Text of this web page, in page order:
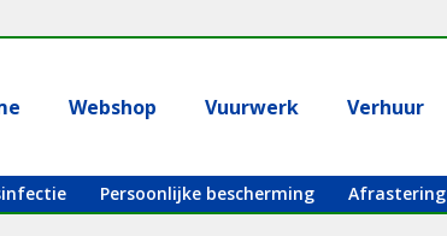
Webshop Vuurwerk Verhuur
Persoonlijke bescherming Afrastering